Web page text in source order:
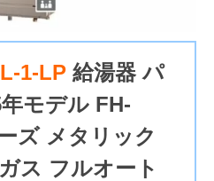
1-LP 給湯器 パ
モデル FH-
ズ メタリック
ス フルオート